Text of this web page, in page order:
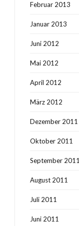
Februar 2013
Januar 2013
Juni 2012
Mai 2012
April 2012
März 2012
Dezember 2011
Oktober 2011
September 2011
August 2011
Juli 2011
Juni 2011